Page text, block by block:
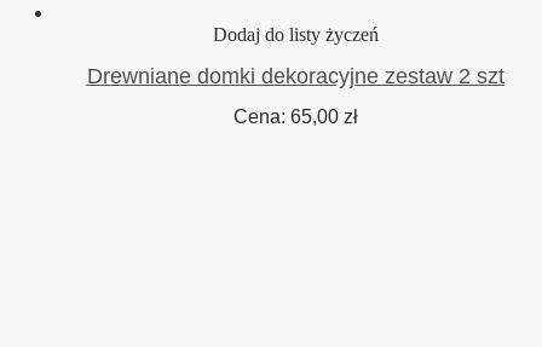
Dodaj do listy życzeń
Drewniane domki dekoracyjne zestaw 2 szt
Cena: 65,00 zł